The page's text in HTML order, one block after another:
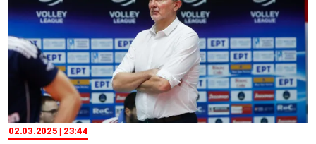
02.03.2025 | 23:44